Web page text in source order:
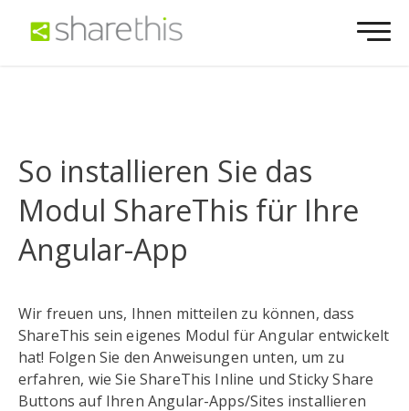
So installieren Sie das
Modul ShareThis für Ihre
Angular-App
Wir freuen uns, Ihnen mitteilen zu können, dass
ShareThis sein eigenes Modul für Angular entwickelt
hat! Folgen Sie den Anweisungen unten, um zu
erfahren, wie Sie ShareThis Inline und Sticky Share
Buttons auf Ihren Angular-Apps/Sites installieren